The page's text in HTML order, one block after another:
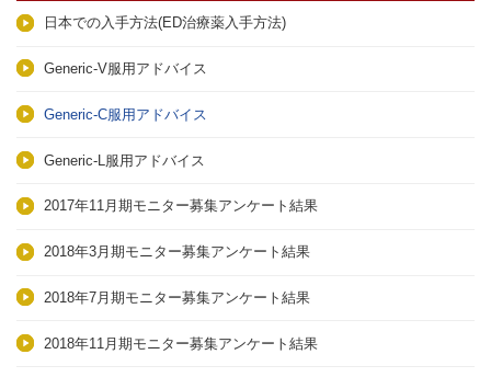
日本での入手方法(ED治療薬入手方法)
Generic-V服用アドバイス
Generic-C服用アドバイス
Generic-L服用アドバイス
2017年11月期モニター募集アンケート結果
2018年3月期モニター募集アンケート結果
2018年7月期モニター募集アンケート結果
2018年11月期モニター募集アンケート結果